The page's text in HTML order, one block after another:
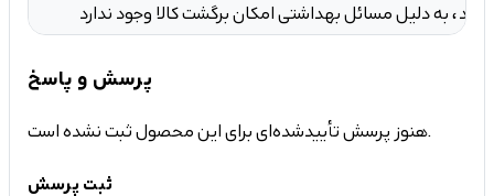
پرسش و پاسخ
هنوز پرسش تأییدشده‌ای برای این محصول ثبت نشده است.
ثبت پرسش